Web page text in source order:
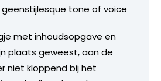
tone of voice
met inhoudsopgave en
plaats geweest, aan de
niet kloppend bij het